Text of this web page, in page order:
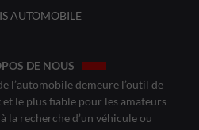
AUTOMOBILE
DE NOUS
l’automobile demeure l’outil de
le plus fiable pour les amateurs
la recherche d’un véhicule ou